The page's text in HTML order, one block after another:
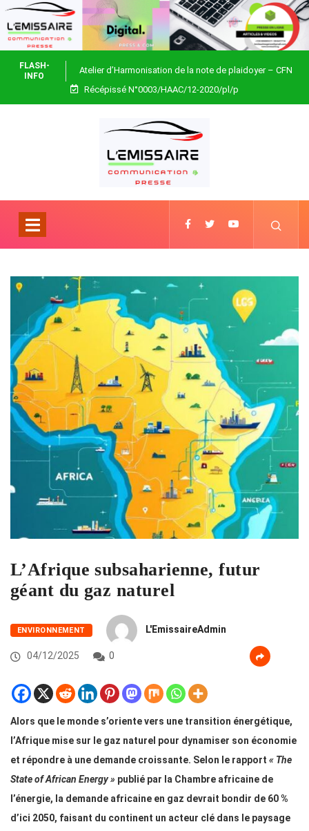
FLASH-
INFO
Atelier d’Harmonisation de la note de plaidoyer – CFN
Togo
Récépissé N°0003/HAAC/12-2020/pl/p
L’Afrique subsaharienne, futur
géant du gaz naturel
ENVIRONNEMENT L'EmissaireAdmin
04/12/2025 0
Alors que le monde s’oriente vers une transition énergétique,
l’Afrique mise sur le gaz naturel pour dynamiser son économie
et répondre à une demande croissante. Selon le rapport « The
State of African Energy » publié par la Chambre africaine de
l’énergie, la demande africaine en gaz devrait bondir de 60 %
d’ici 2050, faisant du continent un acteur clé dans le paysage